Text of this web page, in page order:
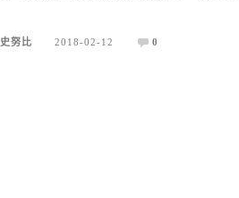
史努比 2018-02-12 0